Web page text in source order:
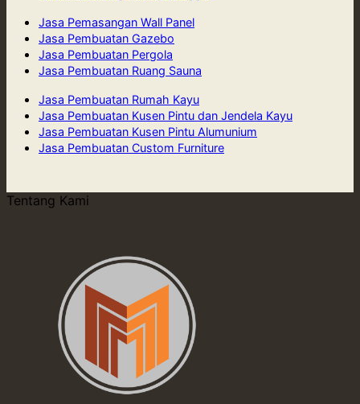
Jasa Pemasangan Wall Panel
Jasa Pembuatan Gazebo
Jasa Pembuatan Pergola
Jasa Pembuatan Ruang Sauna
Jasa Pembuatan Rumah Kayu
Jasa Pembuatan Kusen Pintu dan Jendela Kayu
Jasa Pembuatan Kusen Pintu Alumunium
Jasa Pembuatan Custom Furniture
Tentang Kami